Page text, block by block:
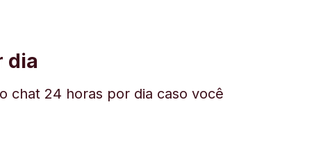
dia
chat 24 horas por dia caso você